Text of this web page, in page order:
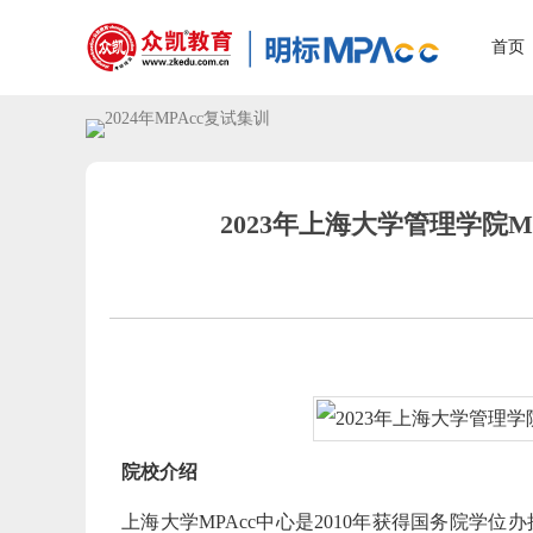
首页
2023年上海大学管理学院
院校介绍
上海大学MPAcc中心是2010年获得国务院学位